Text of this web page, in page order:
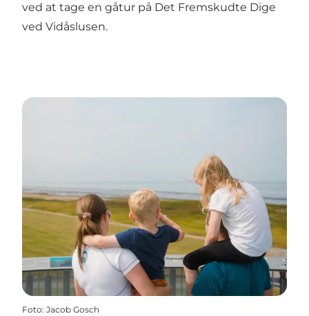
ved at tage en gåtur på Det Fremskudte Dige
ved Vidåslusen.
Foto: Jacob Gosch